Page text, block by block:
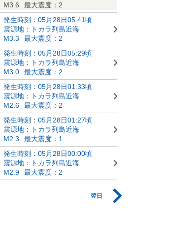
M3.6
最大震度：2
発生時刻：05月28日05:41頃
震源地：トカラ列島近海
M3.3
最大震度：2
発生時刻：05月28日05:29頃
震源地：トカラ列島近海
M3.0
最大震度：2
発生時刻：05月28日01:33頃
震源地：トカラ列島近海
M2.6
最大震度：2
発生時刻：05月28日01:27頃
震源地：トカラ列島近海
M2.3
最大震度：1
発生時刻：05月28日00:00頃
震源地：トカラ列島近海
M2.9
最大震度：2
翌日